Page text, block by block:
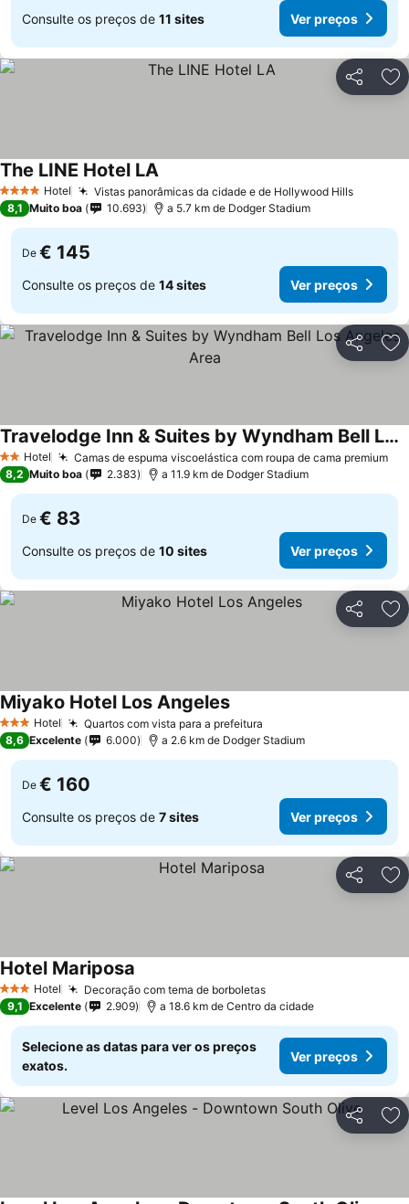
Consulte os preços de 11 sites Ver preços
Partilhar
4 EstrelasHotel Vistas panorâmicas da cidade e de Hollywood Hills
The LINE Hotel LA
8,1 Muito boa 10.693 a 5.7 km de Dodger Stadium
De € 145
Consulte os preços de 14 sites Ver preços
Partilhar
2 Estrelas
Hotel Camas de espuma viscoelástica com roupa de cama premium
Travelodge Inn & Suites by Wyndham Bell Los Angeles Area
8,2 Muito boa 2.383 a 11.9 km de Dodger Stadium
De € 83
Consulte os preços de 10 sites Ver preços
Partilhar
3 EstrelasHotel Quartos com vista para a prefeitura
Miyako Hotel Los Angeles
8,6 Excelente 6.000 a 2.6 km de Dodger Stadium
De € 160
Consulte os preços de 7 sites Ver preços
Partilhar
3 EstrelasHotel Decoração com tema de borboletas
Hotel Mariposa
9,1 Excelente 2.909 a 18.6 km de Centro da cidade
Selecione as datas para ver os preços
exatos.
Ver preços
Partilhar